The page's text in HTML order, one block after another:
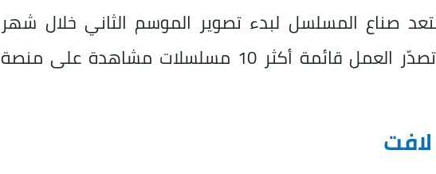
صناع المسلسل لبدء تصوير الموسم الثاني خلال شهر
أغسطس الجاري، بعد أن تصدّر العمل قائمة أكثر 10 مسلسلات مشاهدة على منصة